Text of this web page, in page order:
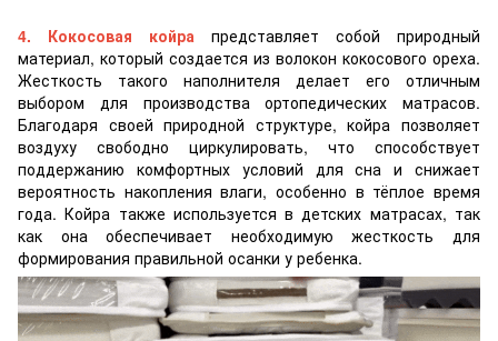
4. Кокосовая койра представляет собой природный
материал, который создается из волокон кокосового ореха.
Жесткость такого наполнителя делает его отличным
выбором для производства ортопедических матрасов.
Благодаря своей природной структуре, койра позволяет
воздуху свободно циркулировать, что способствует
поддержанию комфортных условий для сна и снижает
вероятность накопления влаги, особенно в тёплое время
года. Койра также используется в детских матрасах, так
как она обеспечивает необходимую жесткость для
формирования правильной осанки у ребенка.